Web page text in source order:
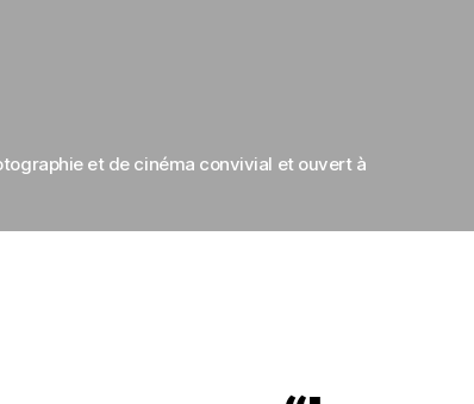
et de cinéma convivial et ouvert à